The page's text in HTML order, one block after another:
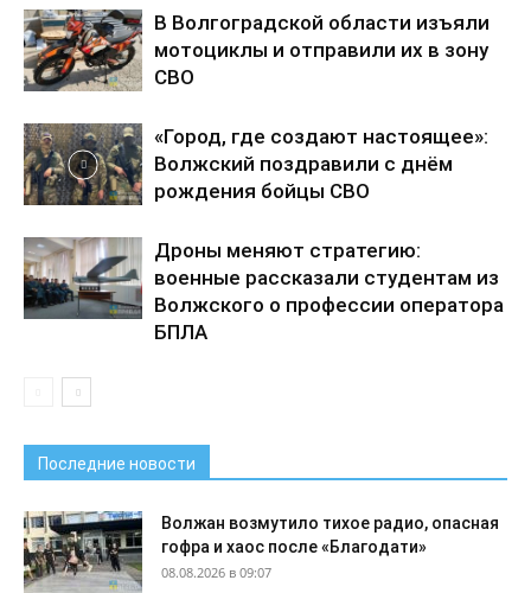
В Волгоградской области изъяли
мотоциклы и отправили их в зону
СВО
«Город, где создают настоящее»:
Волжский поздравили с днём
рождения бойцы СВО
Дроны меняют стратегию:
военные рассказали студентам из
Волжского о профессии оператора
БПЛА
Последние новости
Волжан возмутило тихое радио, опасная
гофра и хаос после «Благодати»
08.08.2026 в 09:07